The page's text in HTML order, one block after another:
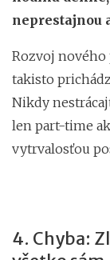
neprestajnou
Rozvoj nového
takisto
Nikdy
len part-time
vytrvalosťou
4. Chyba: